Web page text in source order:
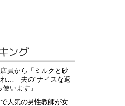
ング
店員から「ミルクと砂
れ… 夫の“ナイスな返
います」
で人気の男性教師が女